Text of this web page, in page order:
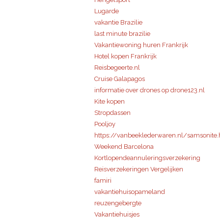
Lugarde
vakantie Brazilie
last minute brazilie
Vakantiewoning huren Frankrijk
Hotel kopen Frankrijk
Reisbegeerte.nl
Cruise Galapagos
informatie over drones op drone123.nl
Kite kopen
Stropdassen
Pooljoy
https://vanbeeklederwaren.nl/
Weekend Barcelona
Kortlopendeannuleringsverzekering
Reisverzekeringen Vergelijken
famiri
vakantiehuisopameland
reuzengebergte
Vakantiehuisjes